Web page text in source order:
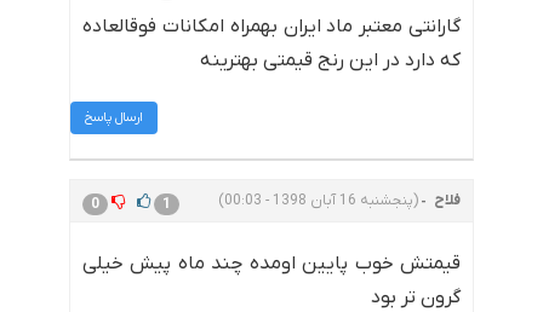
گارانتی معتبر ماد ایران بهمراه امکانات فوقالعاده
که دارد در این رنج قیمتی بهترینه
ارسال پاسخ
فلاح (پنجشنبه 16 آبان 1398 - 00:03) 0 1
قیمتش خوب پایین اومده چند ماه پیش خیلی
گرون تر بود